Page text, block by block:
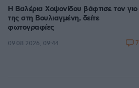
Η Βαλέρια Χοψονίδου βάφτισε τον γιο
της στη Βουλιαγμένη, δείτε
φωτογραφίες
09.08.2026, 09:44 7